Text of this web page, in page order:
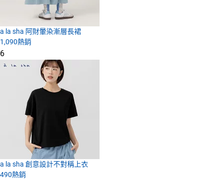
a la sha 阿財暈染漸層長裙
1,090熱銷
6
a la sha 創意設計不對稱上衣
490熱銷